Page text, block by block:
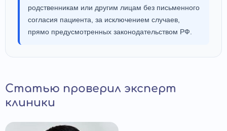
родственникам или другим лицам без письменного
согласия пациента, за исключением случаев,
прямо предусмотренных законодательством РФ.
Статью проверил эксперт
клиники